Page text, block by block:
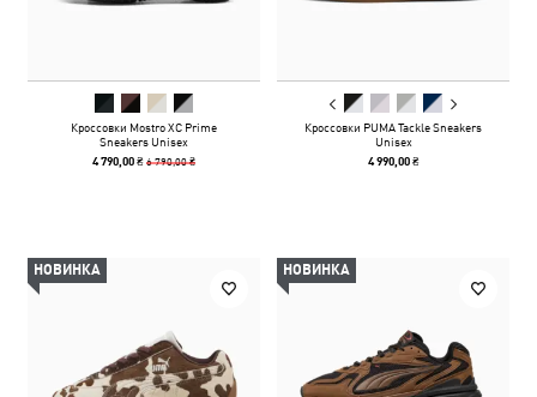
Кроссовки Mostro XC Prime
Sneakers Unisex
4 790,00 ₴6 790,00 ₴
Кроссовки PUMA Tackle Sneakers
Unisex
4 990,00 ₴
НОВИНКА НОВИНКА